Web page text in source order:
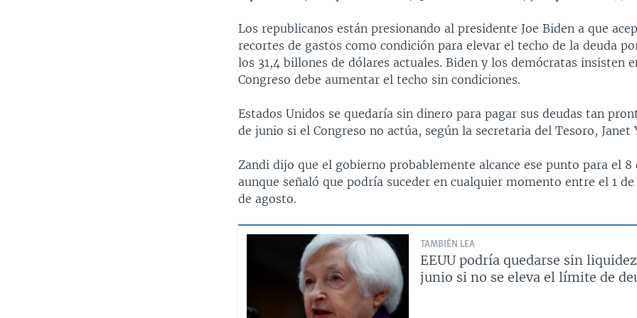
Los republicanos están presionando al presidente Joe Biden a que
recortes de gastos como condición para elevar el techo de la deuda
los 31,4 billones de dólares actuales. Biden y los demócratas insisten
Congreso debe aumentar el techo sin condiciones.
Estados Unidos se quedaría sin dinero para pagar sus deudas tan
de junio si el Congreso no actúa, según la secretaria del Tesoro, Janet
Zandi dijo que el gobierno probablemente alcance ese punto para el 8
aunque señaló que podría suceder en cualquier momento entre el 1
de agosto.
TAMBIÉN LEA
EEUU podría quedarse sin
junio si no se eleva el límite de